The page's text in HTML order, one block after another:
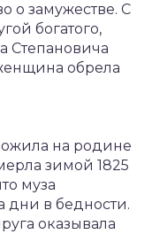
о замужестве. С
богатого,
Степановича
обрела
на родине
зимой 1825
муза
дни в бедности.
оказывала